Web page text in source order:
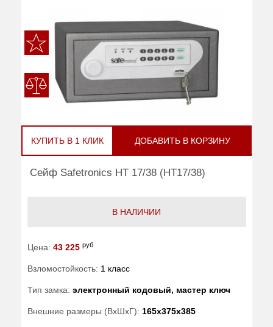
КУПИТЬ В 1 КЛИК ДОБАВИТЬ В КОРЗИНУ
Сейф Safetronics НТ 17/38 (НТ17/38)
В НАЛИЧИИ
Цена: 43 225 руб
Взломостойкость: 1 класс
Тип замка: электронный кодовый, мастер ключ
Внешние размеры (ВхШхГ): 165x375x385